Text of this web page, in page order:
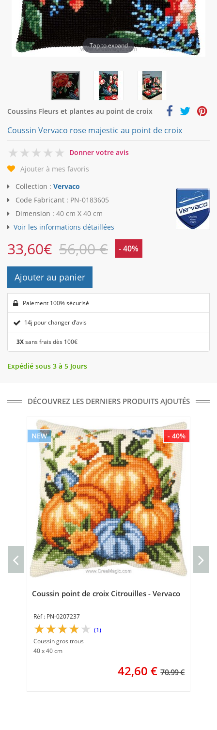
Tap to expand
Coussins Fleurs et plantes au point de croix
Coussin Vervaco rose majestic au point de croix
0
Donner votre avis
Ajouter à mes favoris
Collection : Vervaco
Code Fabricant : PN-0183605
Dimension : 40 cm X 40 cm
Voir les informations détaillées
33,60€ 56,00 € - 40%
Ajouter au panier
Paiement 100% sécurisé
14j pour changer d’avis
3Xsans frais dès 100€
Expédié sous 3 à 5 Jours
DÉCOUVREZ LES DERNIERS PRODUITS AJOUTÉS
- 40%
NEW
Coussin point de croix Citrouilles - Vervaco
PN-0207237
(1)
Coussin gros trous
40 x 40 cm
42,60 € 70.99 €